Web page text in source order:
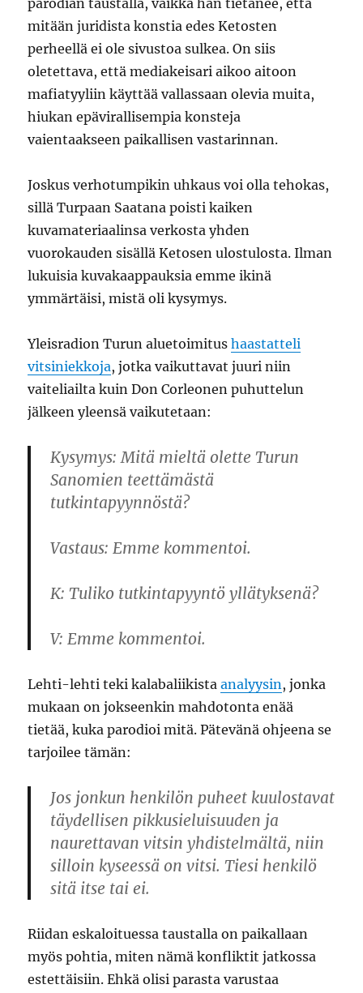
parodian taustalla, vaikka hän tietänee, että
mitään juridista konstia edes Ketosten
perheellä ei ole sivustoa sulkea. On siis
oletettava, että mediakeisari aikoo aitoon
mafiatyyliin käyttää vallassaan olevia muita,
hiukan epävirallisempia konsteja
vaientaakseen paikallisen vastarinnan.
Joskus verhotumpikin uhkaus voi olla tehokas,
sillä Turpaan Saatana poisti kaiken
kuvamateriaalinsa verkosta yhden
vuorokauden sisällä Ketosen ulostulosta. Ilman
lukuisia kuvakaappauksia emme ikinä
ymmärtäisi, mistä oli kysymys.
Yleisradion Turun aluetoimitushaastatteli
vitsiniekkoja, jotka vaikuttavat juuri niin
vaiteliailta kuin Don Corleonen puhuttelun
jälkeen yleensä vaikutetaan:
Kysymys: Mitä mieltä olette Turun
Sanomien teettämästä
tutkintapyynnöstä?
Vastaus: Emme kommentoi.
K: Tuliko tutkintapyyntö yllätyksenä?
V: Emme kommentoi.
Lehti-lehti teki kalabaliikistaanalyysin, jonka
mukaan on jokseenkin mahdotonta enää
tietää, kuka parodioi mitä. Pätevänä ohjeena se
tarjoilee tämän:
Jos jonkun henkilön puheet kuulostavat
täydellisen pikkusieluisuuden ja
naurettavan vitsin yhdistelmältä, niin
silloin kyseessä on vitsi. Tiesi henkilö
sitä itse tai ei.
Riidan eskaloituessa taustalla on paikallaan
myös pohtia, miten nämä konfliktit jatkossa
estettäisiin. Ehkä olisi parasta varustaa